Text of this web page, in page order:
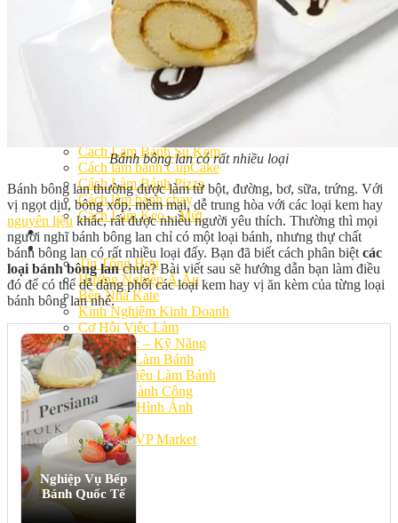
Cách Làm Bánh Việt
Cách Làm Bánh Âu
Cách Làm Bánh Kem
Cách Làm Bánh Mì
Cách Làm Bánh Trung Thu
Cách Làm Bánh Flan
Cách Làm Bánh Bông Lan
Cách Làm Bánh Su Kem
Cách làm bánh CupCake
Cách Làm Bánh Pizza
Cách làm bánh chay
Cách Làm Kẹo – Mứt
Video
Tin tức
Tin Tổng Hợp
Hướng Nghiệp Á Âu
Bếp Nhà Kate
Kinh Nghiệm Kinh Doanh
Cơ Hội Việc Làm
Kiến Thức – Kỹ Năng
Dụng Cụ Làm Bánh
Nguyên Liệu Làm Bánh
Gương Thành Công
Thư Viện Hình Ảnh
Hỏi Đáp
Siêu thị ĐVP Market
Việc Làm
Bánh bông lan có rất nhiều loại
Bánh bông lan thường được làm từ bột, đường, bơ, sữa, trứng. Với
vị ngọt dịu, bông xốp, mềm mại, dễ trung hòa với các loại kem hay
nguyên liệu khác, rất được nhiều người yêu thích. Thường thì mọi
người nghĩ bánh bông lan chỉ có một loại bánh, nhưng thự chất
bánh bông lan có rất nhiều loại đấy. Bạn đã biết cách phân biệt các
loại bánh bông lanchưa? Bài viết sau sẽ hướng dẫn bạn làm điều
đó để có thể dễ dàng phối các loại kem hay vị ăn kèm của từng loại
bánh bông lan nhé.
Nghiệp Vụ Bếp
Bánh Quốc Tế